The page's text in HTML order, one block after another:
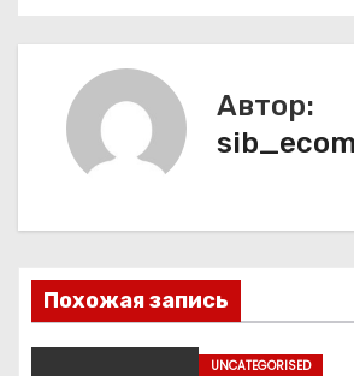
и
з
а
п
Автор:
Похожая запись
UNCATEGORISED